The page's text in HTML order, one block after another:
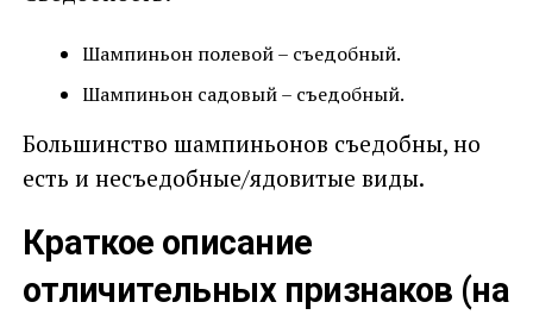
Шампиньон полевой – съедобный.
Шампиньон садовый – съедобный.
Большинство шампиньонов съедобны, но
есть и несъедобные/ядовитые виды.
Краткое описание
отличительных признаков (на